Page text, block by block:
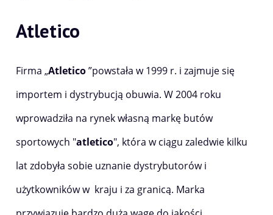
Atletico
Firma „Atletico”powstała w 1999 r. i zajmuje się
importem i dystrybucją obuwia. W 2004 roku
wprowadziła na rynek własną markę butów
sportowych "atletico", która w ciągu zaledwie kilku
lat zdobyła sobie uznanie dystrybutorów i
użytkowników w kraju i za granicą. Marka